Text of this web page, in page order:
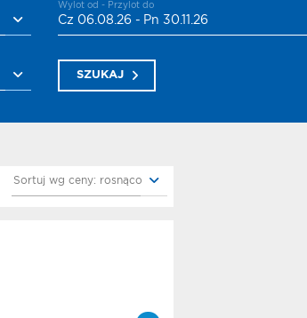
Wylot od - Przylot do
Cz 06.08.26 - Pn 30.11.26
SZUKAJ
Sortuj wg ceny: rosnąco